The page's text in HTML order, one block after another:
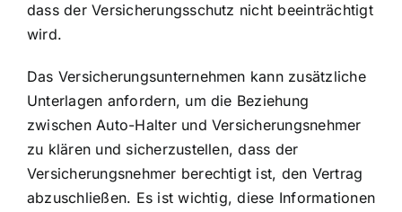
dass der Versicherungsschutz nicht beeinträchtigt
wird.
Das Versicherungsunternehmen kann zusätzliche
Unterlagen anfordern, um die Beziehung
zwischen Auto-Halter und Versicherungsnehmer
zu klären und sicherzustellen, dass der
Versicherungsnehmer berechtigt ist, den Vertrag
abzuschließen. Es ist wichtig, diese Informationen